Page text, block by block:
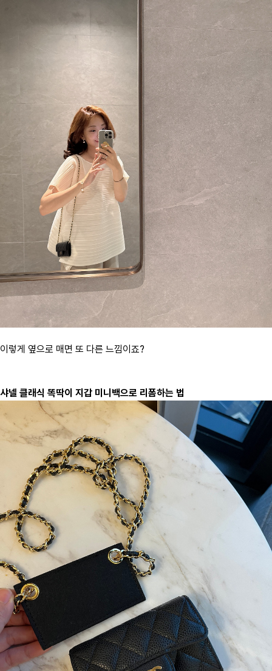
이렇게 옆으로 매면 또 다른 느낌이죠?
샤넬 클래식 똑딱이 지갑 미니백으로 리폼하는 법